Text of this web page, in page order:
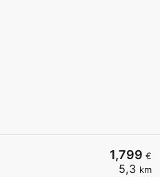
1,799 €
5,3 km